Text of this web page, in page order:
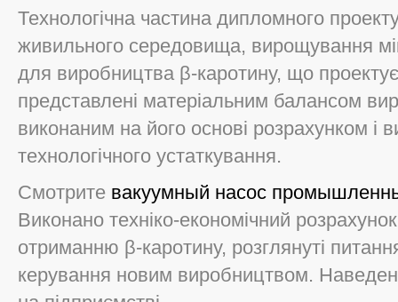
Технологічна частина дипломного
живильного середовища, вирощування
для виробництва β-каротину, що
представлені матеріальним балансом
виконаним на його основі розрахунком і
технологічного устаткування.
Смотрите вакуумный насос
Виконано техніко-економічний
отриманню β-каротину, розглянуті
керування новим виробництвом.